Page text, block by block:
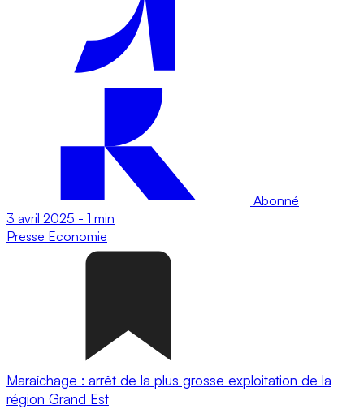
Abonné
3 avril 2025 - 1 min
Presse Economie
Maraîchage : arrêt de la plus grosse exploitation de la
région Grand Est